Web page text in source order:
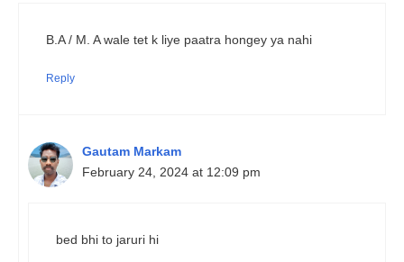
B.A / M. A wale tet k liye paatra hongey ya nahi
Reply
Gautam Markam
February 24, 2024 at 12:09 pm
bed bhi to jaruri hi